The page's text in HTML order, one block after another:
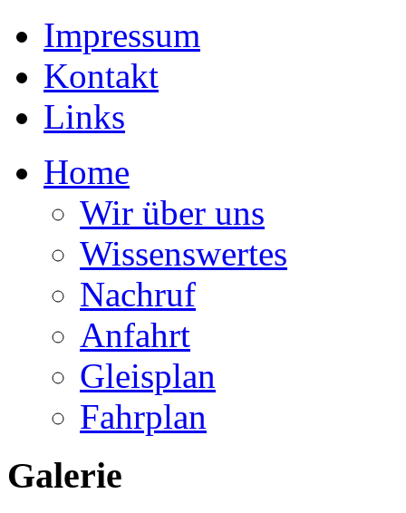
Impressum
Kontakt
Links
Home
Wir über uns
Wissenswertes
Nachruf
Anfahrt
Gleisplan
Fahrplan
Galerie